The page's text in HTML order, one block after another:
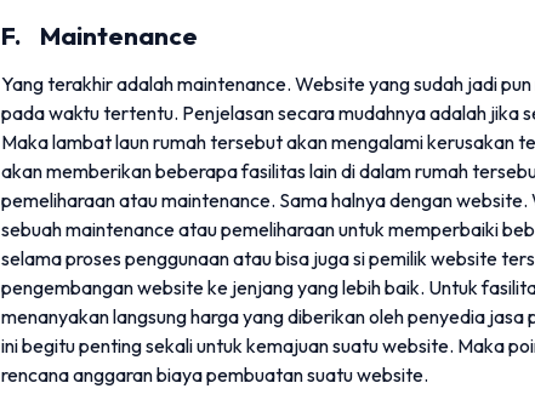
F. Maintenance
Yang terakhir adalah maintenance. Website yang sudah jadi
pada waktu tertentu. Penjelasan secara mudahnya adalah jika
Maka lambat laun rumah tersebut akan mengalami kerusakan
akan memberikan beberapa fasilitas lain di dalam rumah
pemeliharaan atau maintenance. Sama halnya dengan
sebuah maintenance atau pemeliharaan untuk memperbaiki
selama proses penggunaan atau bisa juga si pemilik website
pengembangan website ke jenjang yang lebih baik. Untuk
menanyakan langsung harga yang diberikan oleh penyedia
ini begitu penting sekali untuk kemajuan suatu website. Maka
rencana anggaran biaya pembuatan suatu website.